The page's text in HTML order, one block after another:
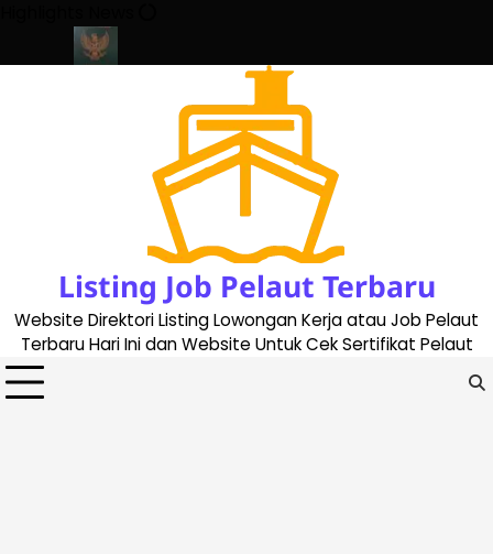
content
Listing Job Pelaut Terbaru
Website Direktori Listing Lowongan Kerja atau Job Pelaut
Terbaru Hari Ini dan Website Untuk Cek Sertifikat Pelaut